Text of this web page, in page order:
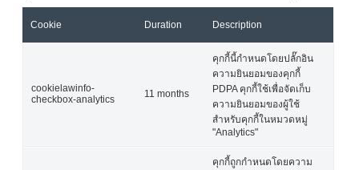
Cookie Duration Description
cookielawinfo-
checkbox-analytics
11 months
คุกกี้นี้กำหนดโดยปลั๊กอิน
ความยินยอมของคุกกี้
PDPA คุกกี้ใช้เพื่อจัดเก็บ
ความยินยอมของผู้ใช้
สำหรับคุกกี้ในหมวดหมู่
"Analytics"
คุกกี้ถูกกำหนดโดยความ